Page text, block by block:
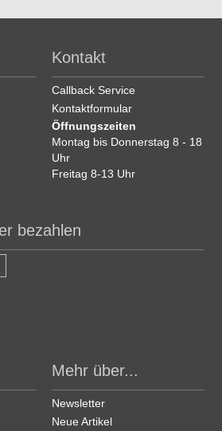
Kontakt
Callback Service
Kontaktformular
Öffnungszeiten
Montag bis Donnerstag 8 - 18
Uhr
Freitag 8-13 Uhr
bezahlen
Mehr über...
Newsletter
Neue Artikel